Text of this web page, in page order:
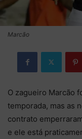
Marcão
O zagueiro Marcão
temporada, mas as
contrato
e ele está